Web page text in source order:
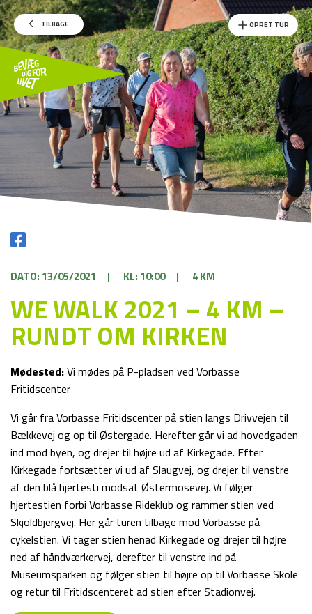
TILBAGE OPRET TUR
DATO: 13/05/2021 | KL: 10:00 | 4 KM
WE WALK 2021 – 4 KM –
RUNDT OM KIRKEN
Mødested:Vi mødes på P-pladsen ved Vorbasse
Fritidscenter
Vi går fra Vorbasse Fritidscenter på stien langs Drivvejen til
Bækkevej og op til Østergade. Herefter går vi ad hovedgaden
ind mod byen, og drejer til højre ud af Kirkegade. Efter
Kirkegade fortsætter vi ud af Slaugvej, og drejer til venstre
af den blå hjertesti modsat Østermosevej. Vi følger
hjertestien forbi Vorbasse Rideklub og rammer stien ved
Skjoldbjergvej. Her går turen tilbage mod Vorbasse på
cykelstien. Vi tager stien henad Kirkegade og drejer til højre
ned af håndværkervej, derefter til venstre ind på
Museumsparken og følger stien til højre op til Vorbasse Skole
og retur til Fritidscenteret ad stien efter Stadionvej.